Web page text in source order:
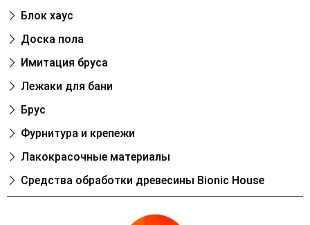
Блок хаус
Доска пола
Имитация бруса
Лежаки для бани
Брус
Фурнитура и крепежи
Лакокрасочные материалы
Cредства обработки древесины Bionic House